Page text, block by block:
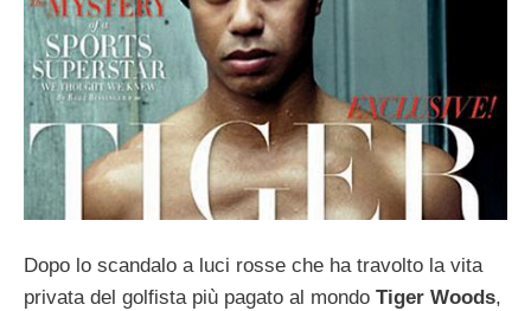
Dopo lo scandalo a luci rosse che ha travolto la vita
privata del golfista più pagato al mondo Tiger Woods,